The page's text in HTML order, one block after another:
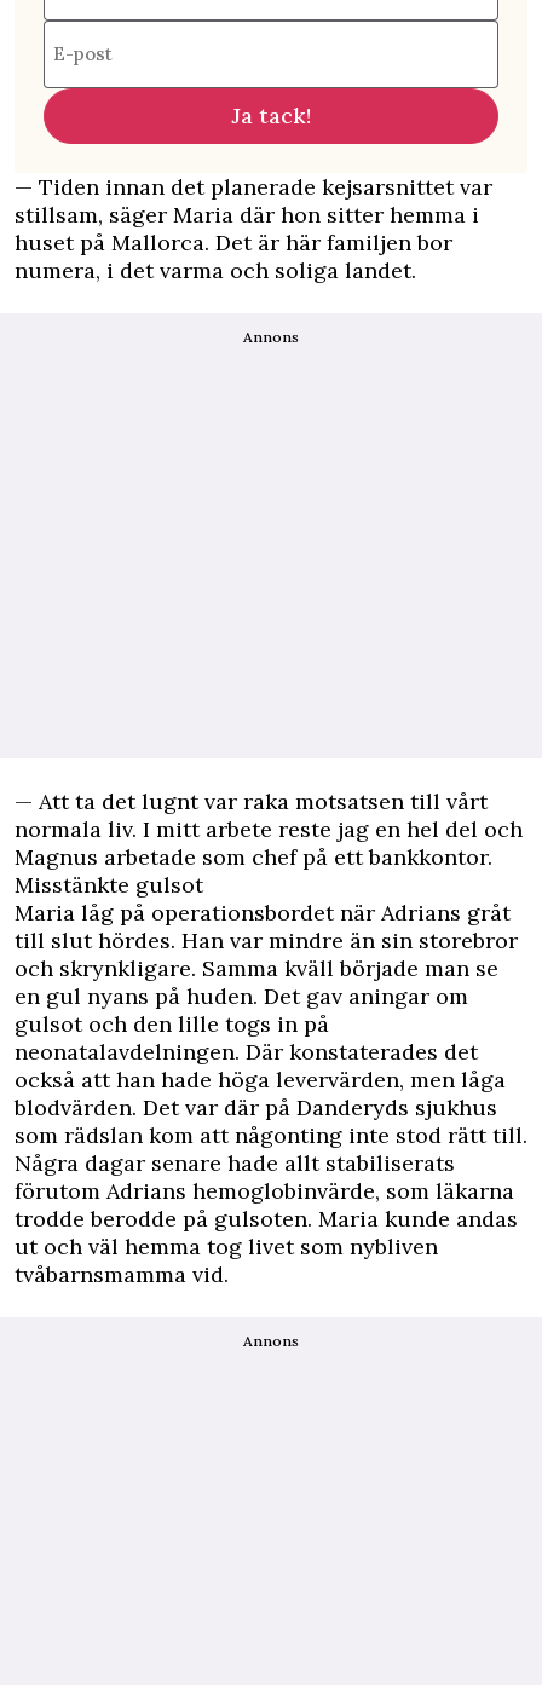
E-post
Ja tack!
— Tiden innan det planerade kejsarsnittet var
stillsam, säger Maria där hon sitter hemma i
huset på Mallorca. Det är här familjen bor
numera, i det varma och soliga landet.
Annons
— Att ta det lugnt var raka motsatsen till vårt
normala liv. I mitt arbete reste jag en hel del och
Magnus arbetade som chef på ett bankkontor.
Misstänkte gulsot
Maria låg på operationsbordet när Adrians gråt
till slut hördes. Han var mindre än sin storebror
och skrynkligare. Samma kväll började man se
en gul nyans på huden. Det gav aningar om
gulsot och den lille togs in på
neonatalavdelningen. Där konstaterades det
också att han hade höga levervärden, men låga
blodvärden. Det var där på Danderyds sjukhus
som rädslan kom att någonting inte stod rätt till.
Några dagar senare hade allt stabiliserats
förutom Adrians hemoglobinvärde, som läkarna
trodde berodde på gulsoten. Maria kunde andas
ut och väl hemma tog livet som nybliven
tvåbarnsmamma vid.
Annons